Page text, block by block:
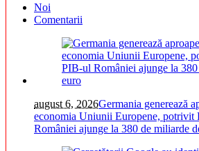
Noi
Comentarii
august 6, 2026Germania generează
economia Uniunii Europene, potrivit
României ajunge la 380 de miliarde